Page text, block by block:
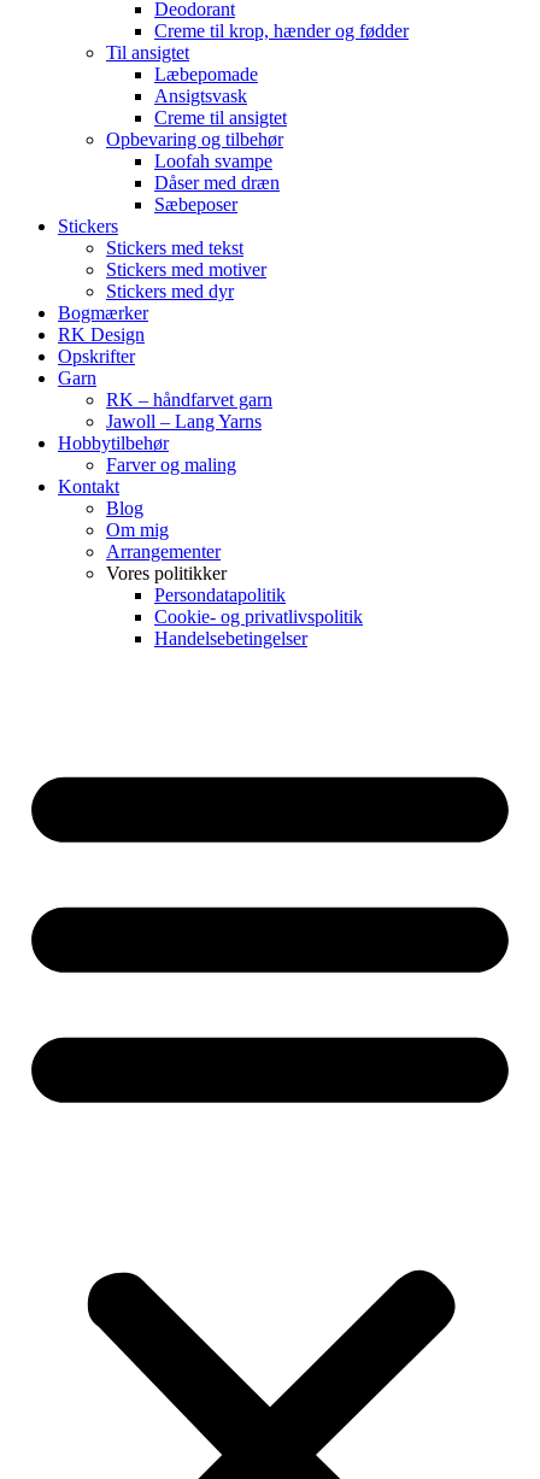
Deodorant
Creme til krop, hænder og fødder
Til ansigtet
Læbepomade
Ansigtsvask
Creme til ansigtet
Opbevaring og tilbehør
Loofah svampe
Dåser med dræn
Sæbeposer
Stickers
Stickers med tekst
Stickers med motiver
Stickers med dyr
Bogmærker
RK Design
Opskrifter
Garn
RK – håndfarvet garn
Jawoll – Lang Yarns
Hobbytilbehør
Farver og maling
Kontakt
Blog
Om mig
Arrangementer
Vores politikker
Persondatapolitik
Cookie- og privatlivspolitik
Handelsebetingelser